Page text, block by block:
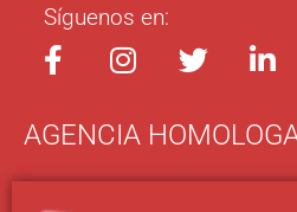
Síguenos en:
AGENCIA